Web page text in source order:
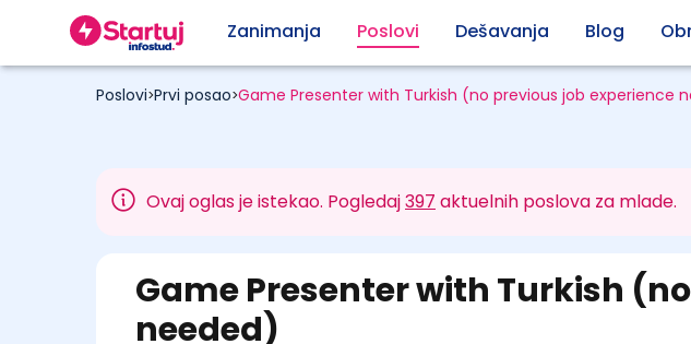
Zanimanja Poslovi Dešavanja Blog
Poslovi>Prvi posao>Game Presenter with Turkish (no previous job experience
Ovaj oglas je istekao. Pogledaj397 aktuelnih poslova za mlade.
Game Presenter with Turkish
needed)